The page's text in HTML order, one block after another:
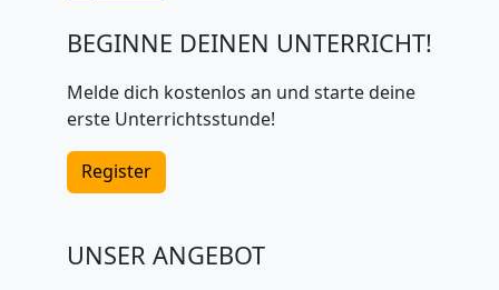
BEGINNE DEINEN UNTERRICHT!
Melde dich kostenlos an und starte deine
erste Unterrichtsstunde!
Register
UNSER ANGEBOT